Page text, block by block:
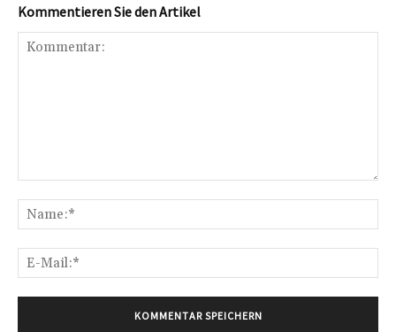
Kommentieren Sie den Artikel